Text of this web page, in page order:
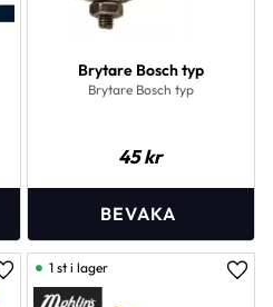
Brytare Bosch typ
Brytare Bosch typ
45kr
Lägg till i favoriter
1 st i lager